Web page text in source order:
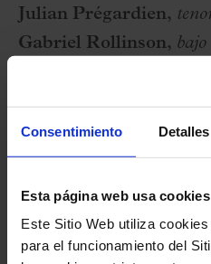
Consentimiento Detalles
Esta página web usa cookies
Este Sitio Web utiliza
para el funcionamiento del
Julian Prégardien,
Gabriel Rollinson, bajo
Balthasar Neumann
L. VAN BEETHOVEN:
mayor, op. 123